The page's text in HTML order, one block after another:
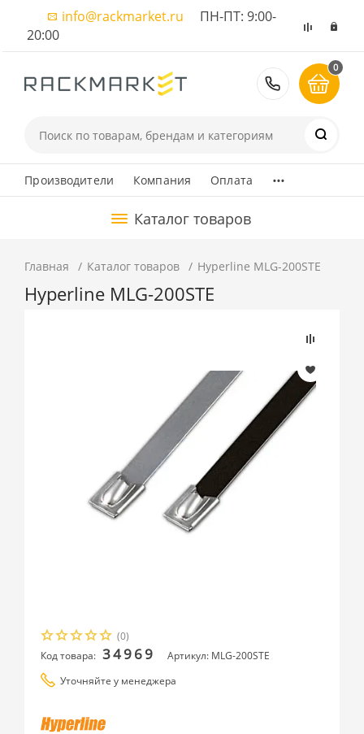
info@rackmarket.ru ПН-ПТ: 9:00-
20:00
8 (495)
0
Производители Компания Оплата ...
Каталог товаров
Главная Каталог товаров Hyperline MLG-200STE
Hyperline MLG-200STE
(0)
Код товара: 34969
Артикул: MLG-200STE
Уточняйте у менеджера